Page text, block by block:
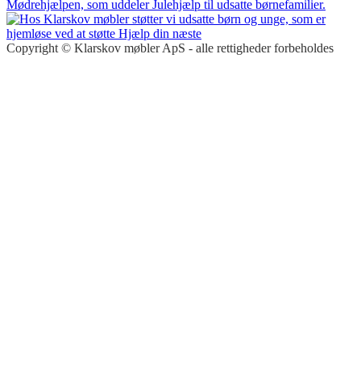
Copyright © Klarskov møbler ApS - alle rettigheder forbeholdes